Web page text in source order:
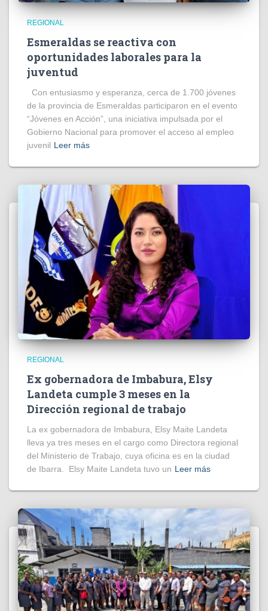
REGIONAL
Esmeraldas se reactiva con
oportunidades laborales para la
juventud
Con entusiasmo y esperanza, cerca de 1.700 jóvenes
de la provincia de Esmeraldas participaron en el evento
“Jóvenes en Acción”, una iniciativa impulsada por el
Gobierno Nacional para promover el acceso al empleo
juvenil Leer más
REGIONAL
Ex gobernadora de Imbabura, Elsy
Landeta cumple 3 meses en la
Dirección regional de trabajo
La ex gobernadora de Imbabura, Elsy Maite Landeta
lleva ya tres meses en el cargo como Directora regional
del Ministerio de Trabajo, cuya oficina es en la ciudad
de Ibarra. Elsy Maite Landeta tuvo un Leer más